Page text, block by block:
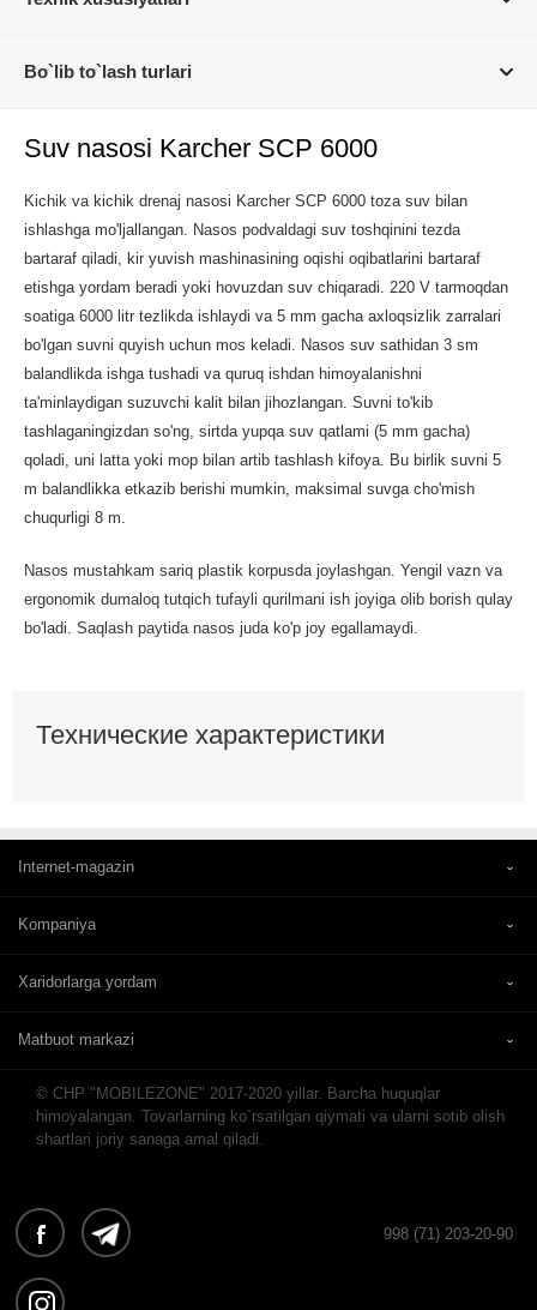
Bo`lib to`lash turlari
Suv nasosi Karcher SCP 6000
Kichik va kichik drenaj nasosi Karcher SCP 6000 toza suv bilan
ishlashga mo'ljallangan. Nasos podvaldagi suv toshqinini tezda
bartaraf qiladi, kir yuvish mashinasining oqishi oqibatlarini bartaraf
etishga yordam beradi yoki hovuzdan suv chiqaradi. 220 V tarmoqdan
soatiga 6000 litr tezlikda ishlaydi va 5 mm gacha axloqsizlik zarralari
bo'lgan suvni quyish uchun mos keladi. Nasos suv sathidan 3 sm
balandlikda ishga tushadi va quruq ishdan himoyalanishni
ta'minlaydigan suzuvchi kalit bilan jihozlangan. Suvni to'kib
tashlaganingizdan so'ng, sirtda yupqa suv qatlami (5 mm gacha)
qoladi, uni latta yoki mop bilan artib tashlash kifoya. Bu birlik suvni 5
m balandlikka etkazib berishi mumkin, maksimal suvga cho'mish
chuqurligi 8 m.
Nasos mustahkam sariq plastik korpusda joylashgan. Yengil vazn va
ergonomik dumaloq tutqich tufayli qurilmani ish joyiga olib borish qulay
bo'ladi. Saqlash paytida nasos juda ko'p joy egallamaydi.
Технические характеристики
Internet-magazin
Kompaniya
Xaridorlarga yordam
Matbuot markazi
© CHP "MOBILEZONE" 2017-2020 yillar. Barcha huquqlar
himoyalangan. Tovarlarning ko`rsatilgan qiymati va ularni sotib olish
shartlari joriy sanaga amal qiladi.
998 (71) 203-20-90